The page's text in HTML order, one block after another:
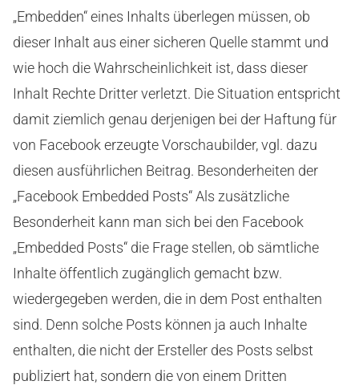
„Embedden“ eines Inhalts überlegen müssen, ob
dieser Inhalt aus einer sicheren Quelle stammt und
wie hoch die Wahrscheinlichkeit ist, dass dieser
Inhalt Rechte Dritter verletzt. Die Situation entspricht
damit ziemlich genau derjenigen bei der Haftung für
von Facebook erzeugte Vorschaubilder, vgl. dazu
diesen ausführlichen Beitrag. Besonderheiten der
„Facebook Embedded Posts“ Als zusätzliche
Besonderheit kann man sich bei den Facebook
„Embedded Posts“ die Frage stellen, ob sämtliche
Inhalte öffentlich zugänglich gemacht bzw.
wiedergegeben werden, die in dem Post enthalten
sind. Denn solche Posts können ja auch Inhalte
enthalten, die nicht der Ersteller des Posts selbst
publiziert hat, sondern die von einem Dritten